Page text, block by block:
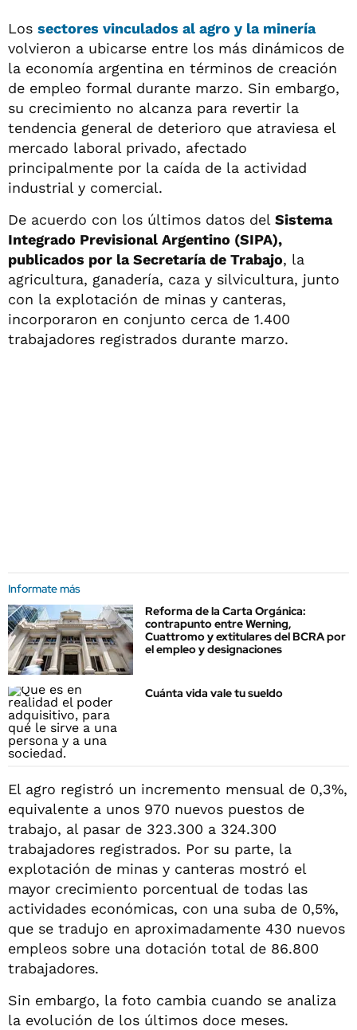
Los sectores vinculados al agro y la minería
volvieron a ubicarse entre los más dinámicos de
la economía argentina en términos de creación
de empleo formal durante marzo. Sin embargo,
su crecimiento no alcanza para revertir la
tendencia general de deterioro que atraviesa el
mercado laboral privado, afectado
principalmente por la caída de la actividad
industrial y comercial.
De acuerdo con los últimos datos del Sistema
Integrado Previsional Argentino (SIPA),
publicados por la Secretaría de Trabajo, la
agricultura, ganadería, caza y silvicultura, junto
con la explotación de minas y canteras,
incorporaron en conjunto cerca de 1.400
trabajadores registrados durante marzo.
Informate más
Reforma de la Carta Orgánica:
contrapunto entre Werning,
Cuattromo y extitulares del BCRA por
el empleo y designaciones
Cuánta vida vale tu sueldo
El agro registró un incremento mensual de 0,3%,
equivalente a unos 970 nuevos puestos de
trabajo, al pasar de 323.300 a 324.300
trabajadores registrados. Por su parte, la
explotación de minas y canteras mostró el
mayor crecimiento porcentual de todas las
actividades económicas, con una suba de 0,5%,
que se tradujo en aproximadamente 430 nuevos
empleos sobre una dotación total de 86.800
trabajadores.
Sin embargo, la foto cambia cuando se analiza
la evolución de los últimos doce meses.